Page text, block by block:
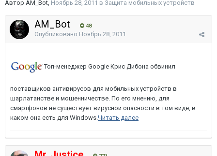
Автор AM_Bot, Ноябрь 28, 2011 в Защита мобильных устройств
AM_Bot 48
Опубликовано Ноябрь 28, 2011
Топ-менеджер Google Крис Дибона обвинил
поставщиков антивирусов для мобильных устройств в
шарлатанстве и мошенничестве. По его мнению, для
смартфонов не существует вирусной опасности в том виде, в
каком она есть для Windows.Читать далее